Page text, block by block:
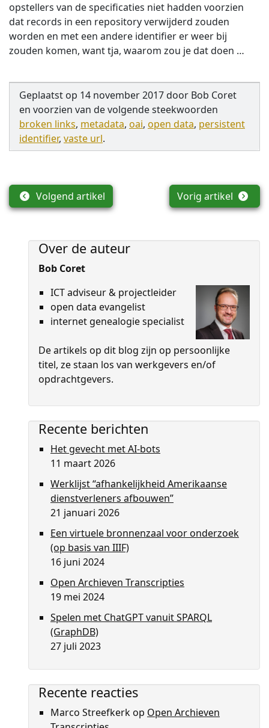
opstellers van de specificaties niet hadden voorzien
dat records in een repository verwijderd zouden
worden en met een andere identifier er weer bij
zouden komen, want tja, waarom zou je dat doen …
Geplaatst op 14 november 2017door Bob Coret
en voorzien van de volgende steekwoorden
broken links, metadata, oai, open data, persistent
identifier, vaste url.
Vorig artikel
Volgend artikel
Over de auteur
Bob Coret
ICT adviseur & projectleider
open data evangelist
internet genealogie specialist
De artikels op dit blog zijn op persoon­lijke
titel, ze staan los van werkgevers en/of
opdrachtgevers.
Recente berichten
Het gevecht met AI-bots
11 maart 2026
Werklijst “afhankelijkheid Amerikaanse
dienstverleners afbouwen”
21 januari 2026
Een virtuele bronnenzaal voor onderzoek
(op basis van IIIF)
16 juni 2024
Open Archieven Transcripties
19 mei 2024
Spelen met ChatGPT vanuit SPARQL
(GraphDB)
27 juli 2023
Recente reacties
Marco Streefkerkop Open Archieven